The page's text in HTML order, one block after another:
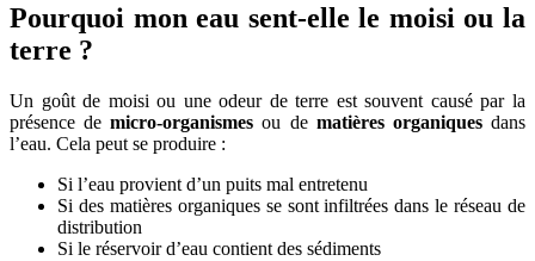
Pourquoi mon eau sent-elle le moisi ou la
terre ?
Un goût de moisi ou une odeur de terre est souvent causé par la
présence demicro-organismes ou de matières organiquesdans
l’eau. Cela peut se produire :
Si l’eau provient d’un puits mal entretenu
Si des matières organiques se sont infiltrées dans le réseau de
distribution
Si le réservoir d’eau contient des sédiments